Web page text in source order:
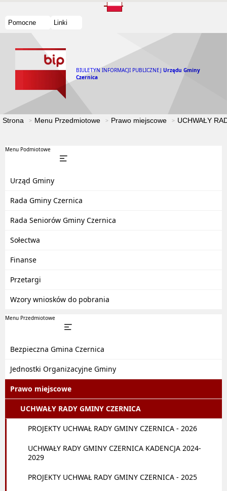
Pomocne Linki
BIULETYN INFORMACJI PUBLICZNEJ Urzędu Gminy
Czernica
Strona Menu Przedmiotowe Prawo miejscowe UCHWAŁY
Menu Podmiotowe
Urząd Gminy
Rada Gminy Czernica
Rada Seniorów Gminy Czernica
Sołectwa
Finanse
Przetargi
Wzory wniosków do pobrania
Menu Przedmiotowe
Bezpieczna Gmina Czernica
Jednostki Organizacyjne Gminy
Prawo miejscowe
UCHWAŁY RADY GMINY CZERNICA
PROJEKTY UCHWAŁ RADY GMINY CZERNICA - 2026
UCHWAŁY RADY GMINY CZERNICA KADENCJA 2024-
2029
PROJEKTY UCHWAŁ RADY GMINY CZERNICA - 2025